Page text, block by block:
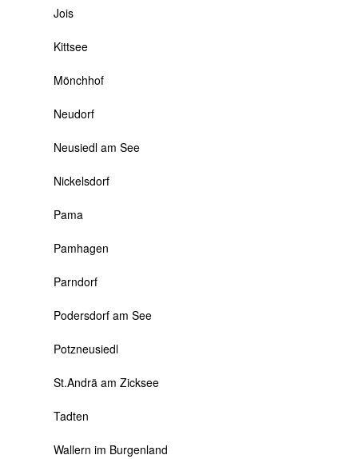
Jois
Kittsee
Mönchhof
Neudorf
Neusiedl am See
Nickelsdorf
Pama
Pamhagen
Parndorf
Podersdorf am See
Potzneusiedl
St.Andrä am Zicksee
Tadten
Wallern im Burgenland